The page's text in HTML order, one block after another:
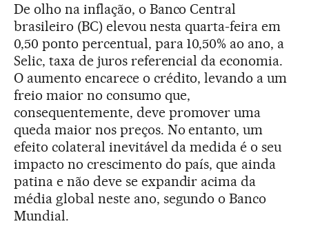
De olho na inflação, o Banco Central
brasileiro (BC) elevou nesta quarta-feira em
0,50 ponto percentual, para 10,50% ao ano, a
Selic, taxa de juros referencial da economia.
O aumento encarece o crédito, levando a um
freio maior no consumo que,
consequentemente, deve promover uma
queda maior nos preços. No entanto, um
efeito colateral inevitável da medida é o seu
impacto no crescimento do país, que ainda
patina e não deve se expandir acima da
média global neste ano, segundo o Banco
Mundial.